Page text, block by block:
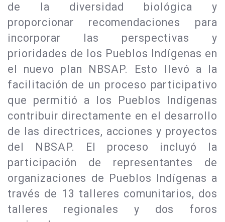
de la diversidad biológica y
proporcionar recomendaciones para
incorporar las perspectivas y
prioridades de los Pueblos Indígenas en
el nuevo plan NBSAP. Esto llevó a la
facilitación de un proceso participativo
que permitió a los Pueblos Indígenas
contribuir directamente en el desarrollo
de las directrices, acciones y proyectos
del NBSAP. El proceso incluyó la
participación de representantes de
organizaciones de Pueblos Indígenas a
través de 13 talleres comunitarios, dos
talleres regionales y dos foros